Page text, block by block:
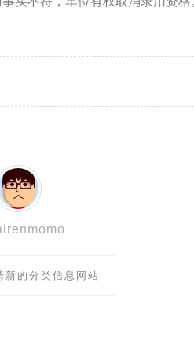
新的分类信息网站